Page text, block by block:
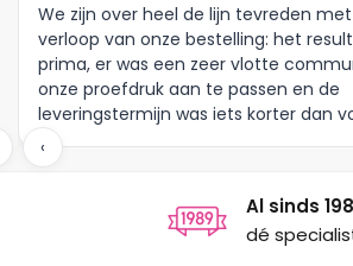
op
de
productpagina
We zijn over heel de lijn tevreden
verloop van onze bestelling: het
prima, er was een zeer vlotte
onze proefdruk aan te passen en de
leveringstermijn was iets korter dan
Meer moet dat niet zijn.
‹
Al sinds
dé